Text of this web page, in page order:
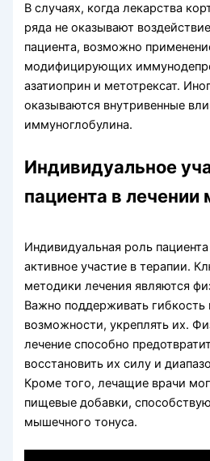
В случаях, когда лекарства
ряда не оказывают
пациента, возможно
модифицирующих
азатиоприн и метотрексат.
оказываются внутривенные
иммуноглобулина.
Индивидуальное
пациента в лечении
Индивидуальная роль
активное участие в терапии.
методики лечения являются
Важно поддерживать
возможности, укреплять их.
лечение способно
восстановить их силу и
Кроме того, лечащие врачи
пищевые добавки,
мышечного тонуса.